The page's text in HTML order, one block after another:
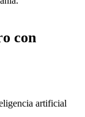
con
artificial